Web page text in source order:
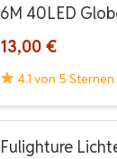
6M 40LED
13,00 €
4.1 von 5 Sternen
Fulighture